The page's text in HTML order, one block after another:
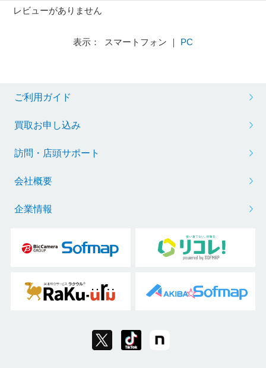
レビューがありません
表示： スマートフォン ｜ PC
ご利用ガイド
買取お申し込み
訪問・店頭サポート
会社概要
企業情報